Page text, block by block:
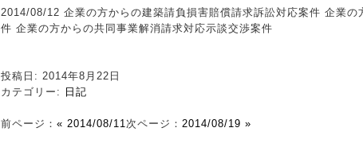
2014/08/12 企業の方からの建築請負損害賠償請求訴訟対応案件 企業の
件 企業の方からの共同事業解消請求対応示談交渉案件
投稿日: 2014年8月22日
カテゴリー:
日記
前ページ： « 2014/08/11次ページ： 2014/08/19 »